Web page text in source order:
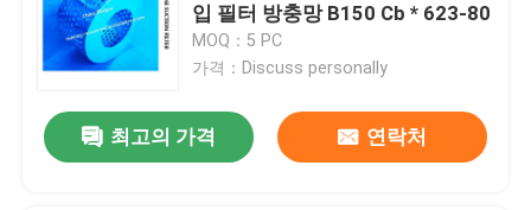
회사 소개
공장 투어
입 필터 방충망 B150 Cb * 623-80
MOQ：5 PC
가격：Discuss personally
최고의 가격 연락처